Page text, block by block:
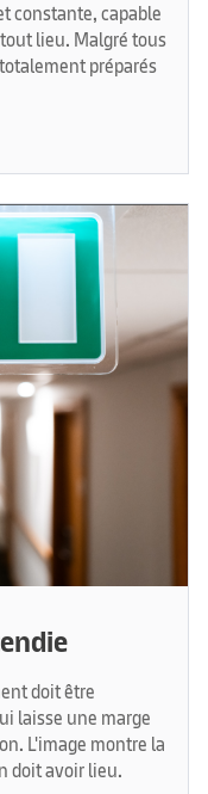
constante, capable
lieu. Malgré tous
préparés
doit être
laisse une marge
L'image montre la
doit avoir lieu.